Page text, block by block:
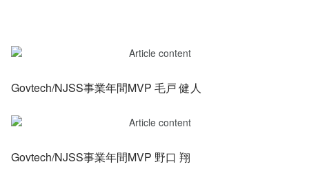
Govtech/NJSS事業年間MVP 毛戸 健人
Govtech/NJSS事業年間MVP 野口 翔